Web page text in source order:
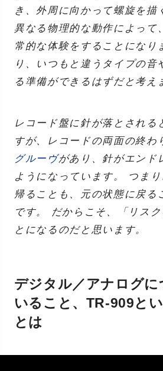
き、外周に向かって螺旋を描
異なる物理的な動作によって
常的な体験をすることになり
り、いつもと違うタイプの音
る準備ができるはずだと考え
レコード盤に針が落とされる
すが、レコードの両面の終わ
グルーヴがあり、針がエンド
ようになっています。 つま
帰ることも、元の状態に戻る
です。 だからこそ、「リス
とになるのだと思います。
デジタル／アナログに
いること、TR-909と
とは